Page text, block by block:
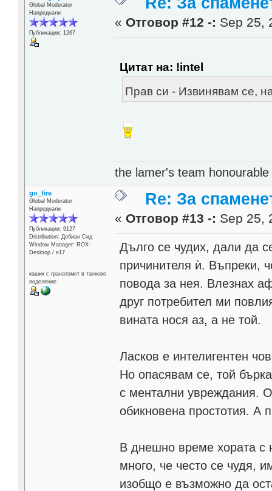
Global Moderator
Напреднали
Публикации: 1267
« Отговор #12 -: Sep 25,
Цитат на: !intel
Прав си - Извинявам се,
the lamer's team
go_fire
Global Moderator
Напреднали
Публикации: 9127
Distribution: Дебиан Сид
Window Manager: ROX-
Desktop / е17
кашик с гранатомет в танково
поделение
Re: За
« Отговор #13 -: Sep 25,
Дълго се чудих, дали да
причинителя ѝ. Въпреки,
повода за нея. Влезнах
друг потребител ми
вината нося аз, а не той.
Ласков е интелигентен
Но опасявам се, той
с ментални увреждания.
обикновена простотия. А
В днешно време хората с
много, че често се чудя,
изобщо е възможно да